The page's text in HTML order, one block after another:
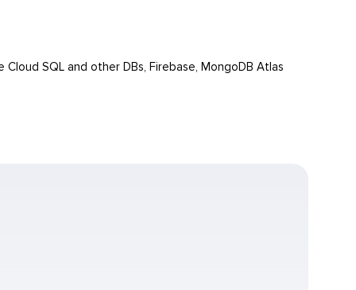
Cloud SQL and other DBs, Firebase, MongoDB Atlas